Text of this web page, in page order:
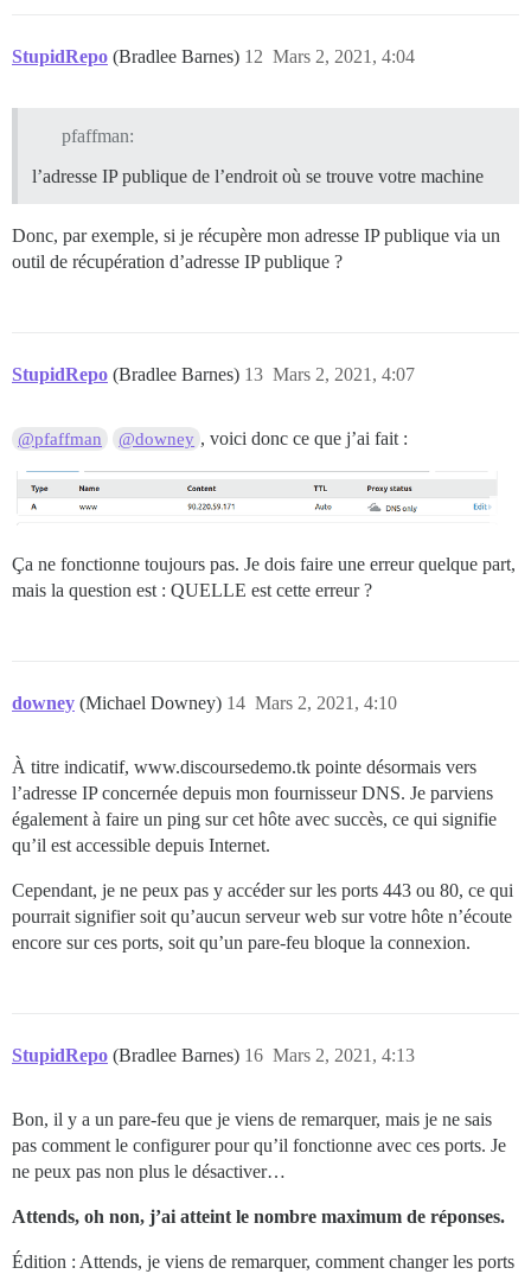
StupidRepo (Bradlee Barnes) Mars 2, 2021, 4:04
12
pfaffman:
l’adresse IP publique de l’endroit où se trouve votre machine
Donc, par exemple, si je récupère mon adresse IP publique via un
outil de récupération d’adresse IP publique ?
StupidRepo (Bradlee Barnes) Mars 2, 2021, 4:07
13
@pfaffman @downey , voici donc ce que j’ai fait :
Ça ne fonctionne toujours pas. Je dois faire une erreur quelque part,
mais la question est : QUELLE est cette erreur ?
downey (Michael Downey) Mars 2, 2021, 4:10
14
À titre indicatif, www.discoursedemo.tk pointe désormais vers
l’adresse IP concernée depuis mon fournisseur DNS. Je parviens
également à faire un ping sur cet hôte avec succès, ce qui signifie
qu’il est accessible depuis Internet.
Cependant, je ne peux pas y accéder sur les ports 443 ou 80, ce qui
pourrait signifier soit qu’aucun serveur web sur votre hôte n’écoute
encore sur ces ports, soit qu’un pare-feu bloque la connexion.
StupidRepo (Bradlee Barnes) Mars 2, 2021, 4:13
16
Bon, il y a un pare-feu que je viens de remarquer, mais je ne sais
pas comment le configurer pour qu’il fonctionne avec ces ports. Je
ne peux pas non plus le désactiver…
Attends, oh non, j’ai atteint le nombre maximum de réponses.
Édition : Attends, je viens de remarquer, comment changer les ports